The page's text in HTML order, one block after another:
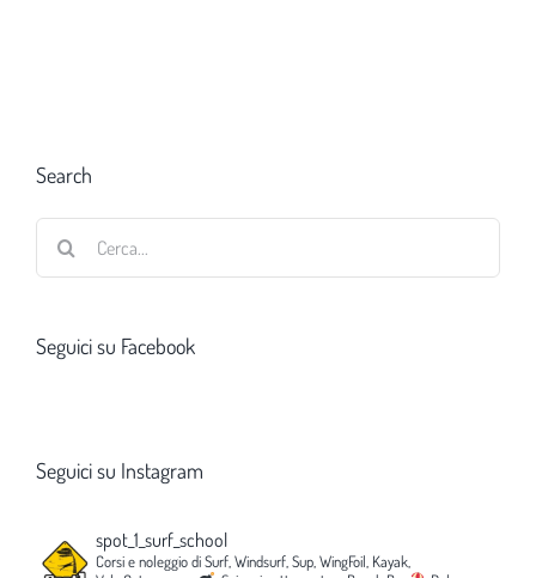
Search
Seguici su Facebook
Seguici su Instagram
spot_1_surf_school
Corsi e noleggio di Surf, Windsurf, Sup, WingFoil, Kayak,